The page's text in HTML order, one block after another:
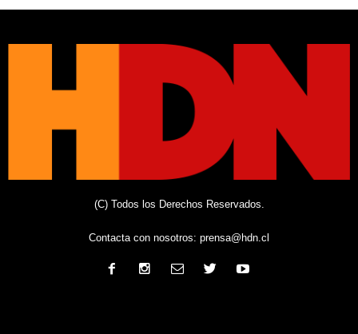
(C) Todos los Derechos Reservados.
Contacta con nosotros: prensa@hdn.cl